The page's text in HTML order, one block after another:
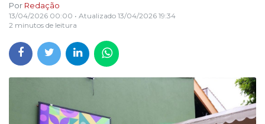
Por Redação
13/04/2026 00:00 • Atualizado 13/04/2026 19:34
2 minutos de leitura